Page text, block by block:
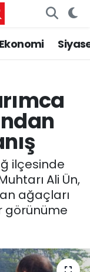
Ekonomi
ilçesinde
Ali Ün,
ağaçları
görünüme